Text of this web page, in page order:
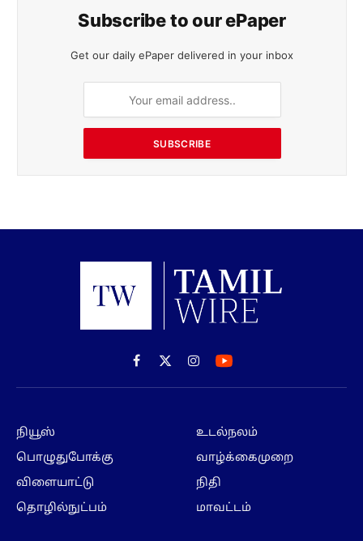
Subscribe to our ePaper
Get our daily ePaper delivered in your inbox
SUBSCRIBE
Facebook
X
(Twitter)
Instagram
நியூஸ்
பொழுதுபோக்கு
விளையாட்டு
தொழில்நுட்பம்
உடல்நலம்
வாழ்க்கைமுறை
நிதி
மாவட்டம்